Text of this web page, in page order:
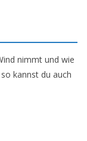
nimmt und wie
kannst du auch